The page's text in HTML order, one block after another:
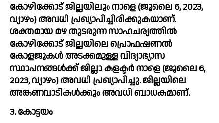
കോഴിക്കോട് ജില്ലയിലും നാളെ (ജൂലൈ 6, 2023,
വ്യാഴം) അവധി പ്രഖ്യാപിച്ചിരിക്കുകയാണ്.
ശക്തമായ മഴ തുടരുന്ന സാഹചര്യത്തിൽ
കോഴിക്കോട് ജില്ലയിലെ പ്രൊഫഷണൽ
കോളജുകൾ അടക്കമുള്ള വിദ്യാഭ്യാസ
സ്ഥാപനങ്ങൾക്ക് ജില്ലാ കളക്ടർ നാളെ (ജൂലൈ 6,
2023, വ്യാഴം) അവധി പ്രഖ്യാപിച്ചു. ജില്ലയിലെ
അങ്കണവാടികൾക്കും അവധി ബാധകമാണ്.
3. കോട്ടയം